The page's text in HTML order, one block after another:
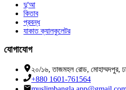
দু'আ
কিতাব
প্রবন্ধ
যাকাত ক্যালকুলেটর
যোগাযোগ
২০/১৬, তাজমহল রোড, মোহাম্মদপুর,
+880 1601-761564